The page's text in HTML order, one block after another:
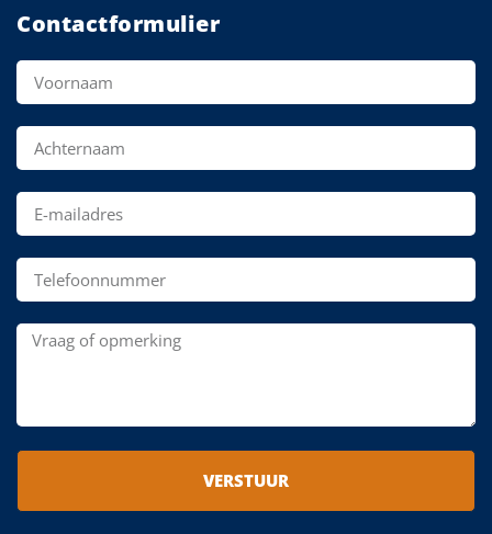
Contactformulier
VERSTUUR